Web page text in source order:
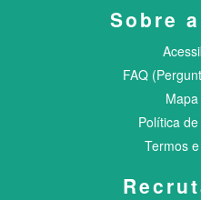
Sobre
FAQ
Política
Termos